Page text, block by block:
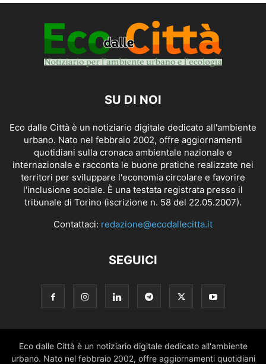
SU DI NOI
Eco dalle Città è un notiziario digitale dedicato all'ambiente
urbano. Nato nel febbraio 2002, offre aggiornamenti
quotidiani sulla cronaca ambientale nazionale e
internazionale e racconta le buone pratiche realizzate nei
territori per sviluppare l'economia circolare e favorire
l'inclusione sociale. È una testata registrata presso il
tribunale di Torino (iscrizione n. 58 del 22.05.2007).
Contattaci: redazione@ecodallecitta.it
SEGUICI
Eco dalle Città è un notiziario digitale dedicato all'ambiente
urbano. Nato nel febbraio 2002, offre aggiornamenti quotidiani